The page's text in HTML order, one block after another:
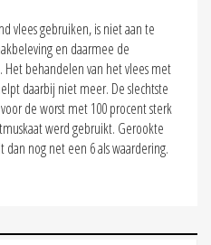
vlees gebruiken, is niet aan te
en daarmee de
behandelen van het vlees met
daarbij niet meer. De slechtste
de worst met 100 procent sterk
werd gebruikt. Gerookte
nog net een 6 als waardering.